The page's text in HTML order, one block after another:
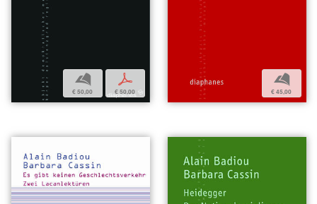
b
€ 50,00
p
€ 50,00
b
€ 45,00